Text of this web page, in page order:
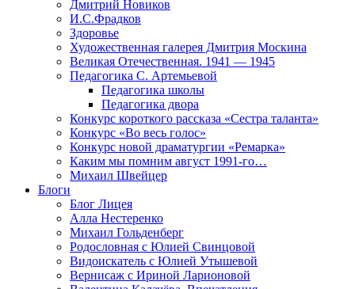
Дмитрий Новиков
И.С.Фрадков
Здоровье
Художественная галерея Дмитрия Москина
Великая Отечественная. 1941 — 1945
Педагогика С. Артемьевой
Педагогика школы
Педагогика двора
Конкурс короткого рассказа «Сестра таланта»
Конкурс «Во весь голос»
Конкурс новой драматургии «Ремарка»
Каким мы помним август 1991-го…
Михаил Швейцер
Блоги
Блог Лицея
Алла Нестеренко
Михаил Гольденберг
Родословная с Юлией Свинцовой
Видоискатель с Юлией Утышевой
Вернисаж с Ириной Ларионовой